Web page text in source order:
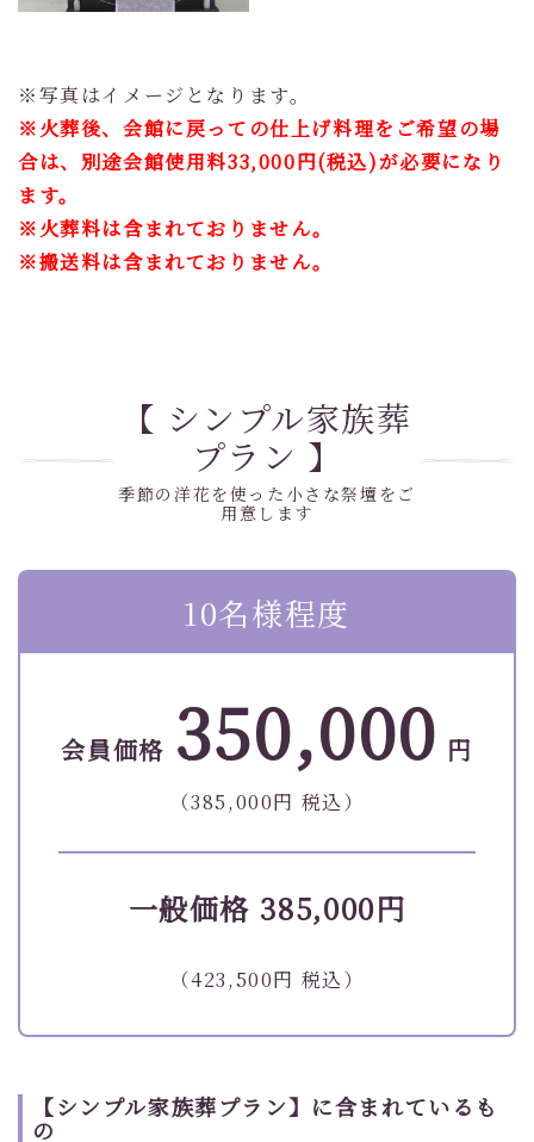
※写真はイメージとなります。
※火葬後、会館に戻っての仕上げ料理をご希望の場
合は、別途会館使用料33,000円(税込)が必要になり
ます。
※火葬料は含まれておりません。
※搬送料は含まれておりません。
【 シンプル家族葬
プラン 】
季節の洋花を使った小さな祭壇をご
用意します
10名様程度
会員価格 350,000 円
（385,000円 税込）
一般価格 385,000円
（423,500円 税込）
【シンプル家族葬プラン】に含まれているも
の